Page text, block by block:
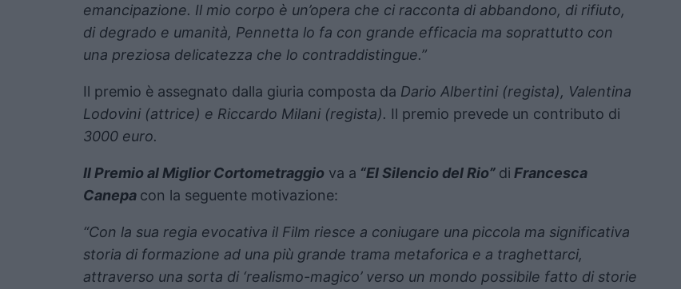
emancipazione. Il mio corpo è un’opera che ci racconta di abbandono, di rifiuto,
di degrado e umanità, Pennetta lo fa con grande efficacia ma soprattutto con
una preziosa delicatezza che lo contraddistingue.”
Il premio è assegnato dalla giuria composta da Dario Albertini (regista), Valentina
Lodovini (attrice) e Riccardo Milani (regista). Il premio prevede un contributo di
3000 euro.
Il Premio al Miglior Cortometraggio va a “El Silencio del Rio” di Francesca
Canepa con la seguente motivazione:
“Con la sua regia evocativa il Film riesce a coniugare una piccola ma significativa
storia di formazione ad una più grande trama metaforica e a traghettarci,
attraverso una sorta di ‘realismo-magico’ verso un mondo possibile fatto di storie